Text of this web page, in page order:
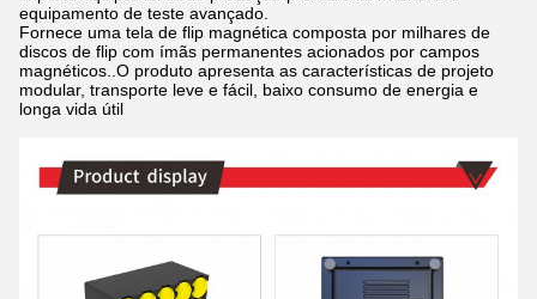
equipamento de teste avançado.
Fornece uma tela de flip magnética composta por milhares de
discos de flip com ímãs permanentes acionados por campos
magnéticos..O produto apresenta as características de projeto
modular, transporte leve e fácil, baixo consumo de energia e
longa vida útil